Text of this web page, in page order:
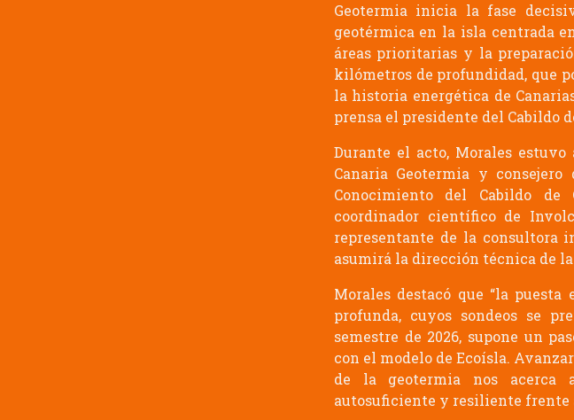
Geotermia inicia la fase
geotérmica en la isla centrada
áreas prioritarias y la
kilómetros de profundidad, que
la historia energética de
prensa el presidente del Cabildo
Durante el acto, Morales
Canaria Geotermia y
Conocimiento del Cabildo
coordinador científico de
representante de la consultora
asumirá la dirección técnica de
Morales destacó que “la
profunda, cuyos sondeos se
semestre de 2026, supone un
con el modelo de Ecoísla.
de la geotermia nos acerca
autosuficiente y resiliente frente